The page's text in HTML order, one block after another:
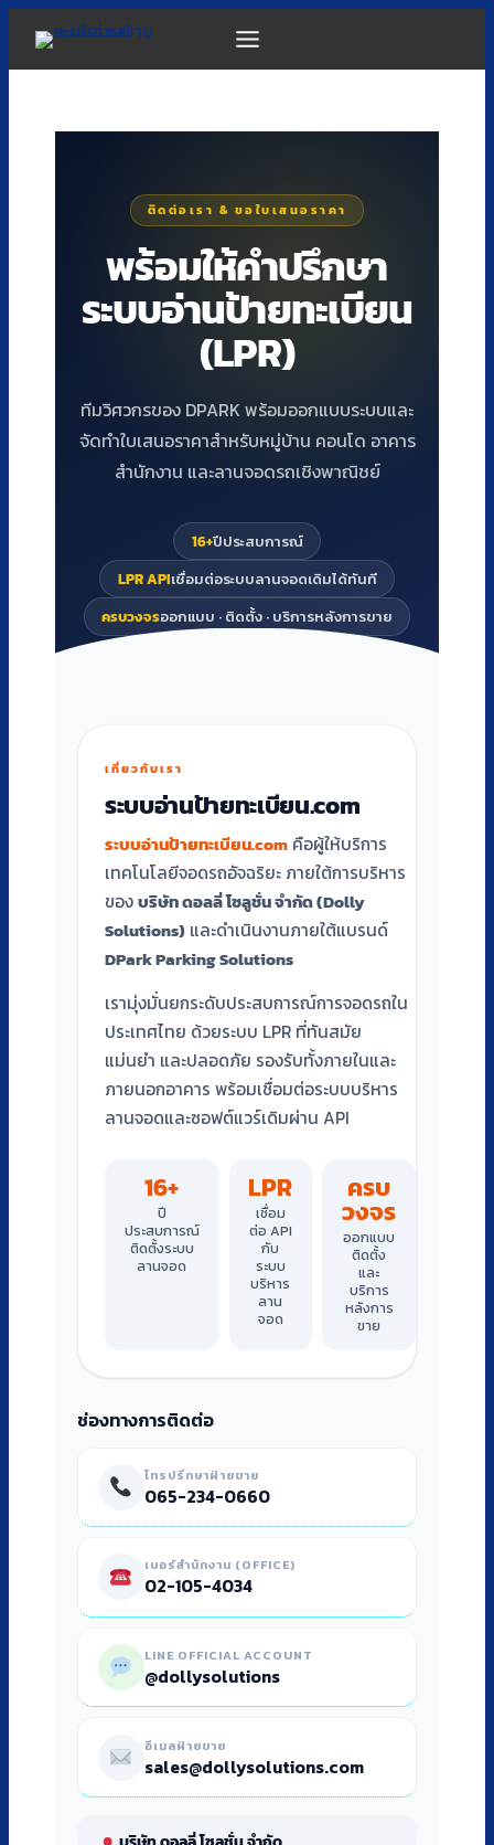
ติดต่อเรา & ขอใบเสนอราคา
พร้อมให้คำปรึกษา
ระบบอ่านป้ายทะเบียน
(LPR)
ทีมวิศวกรของ DPARK พร้อมออกแบบระบบและ
จัดทำใบเสนอราคาสำหรับหมู่บ้าน คอนโด อาคาร
สำนักงาน และลานจอดรถเชิงพาณิชย์
16+ปีประสบการณ์
LPR APIเชื่อมต่อระบบลานจอดเดิมได้ทันที
ครบวงจรออกแบบ · ติดตั้ง · บริการหลังการขาย
เกี่ยวกับเรา
ระบบอ่านป้ายทะเบียน.com
ระบบอ่านป้ายทะเบียน.comคือผู้ให้บริการ
เทคโนโลยีจอดรถอัจฉริยะ ภายใต้การบริหาร
ของบริษัท ดอลลี่ โซลูชั่น จำกัด (Dolly
Solutions)และดำเนินงานภายใต้แบรนด์
DPark Parking Solutions
เรามุ่งมั่นยกระดับประสบการณ์การจอดรถใน
ประเทศไทย ด้วยระบบ LPR ที่ทันสมัย
แม่นยำ และปลอดภัย รองรับทั้งภายในและ
ภายนอกอาคาร พร้อมเชื่อมต่อระบบบริหาร
ลานจอดและซอฟต์แวร์เดิมผ่าน API
16+
ปี
ประสบการณ์
ติดตั้งระบบ
ลานจอด
LPR
เชื่อม
ต่อ API
กับ
ระบบ
บริหาร
ลาน
จอด
ครบ
วงจร
ออกแบบ
ติดตั้ง
และ
บริการ
หลังการ
ขาย
ช่องทางการติดต่อ
โทรปรึกษาฝ่ายขาย
065-234-0660
เบอร์สำนักงาน (OFFICE)
02-105-4034
LINE OFFICIAL ACCOUNT
@dollysolutions
อีเมลฝ่ายขาย
sales@dollysolutions.com